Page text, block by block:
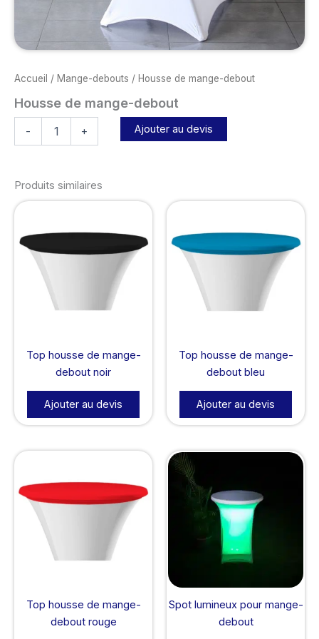
Accueil / Mange-debouts / Housse de mange-debout
Housse de mange-debout
- + Ajouter au devis
Produits similaires
Top housse de mange-
debout noir
Ajouter au devis
Top housse de mange-
debout bleu
Ajouter au devis
Top housse de mange-
debout rouge
Spot lumineux pour mange-
debout